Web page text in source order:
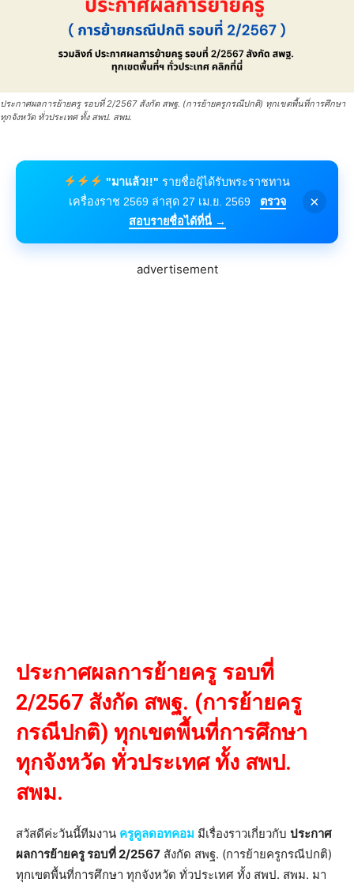
ประกาศผลการย้ายครู รอบที่ 2/2567 สังกัด สพฐ. (การย้ายครูกรณีปกติ) ทุกเขตพื้นที่การศึกษา
ทุกจังหวัด ทั่วประเทศ ทั้ง สพป. สพม.
"มาแล้ว!!" รายชื่อผู้ได้รับพระราชทาน
เครื่องราช 2569 ล่าสุด 27 เม.ย. 2569
ตรวจ
สอบรายชื่อได้ที่นี่ →
×
advertisement
ประกาศผลการย้ายครู รอบที่
2/2567 สังกัด สพฐ. (การย้ายครู
กรณีปกติ) ทุกเขตพื้นที่การศึกษา
ทุกจังหวัด ทั่วประเทศ ทั้ง สพป.
สพม.
สวัสดีค่ะวันนี้ทีมงาน ครูคูลดอทคอม มีเรื่องราวเกี่ยวกับ ประกาศ
ผลการย้ายครู รอบที่ 2/2567 สังกัด สพฐ. (การย้ายครูกรณีปกติ)
ทุกเขตพื้นที่การศึกษา ทุกจังหวัด ทั่วประเทศ ทั้ง สพป. สพม. มา